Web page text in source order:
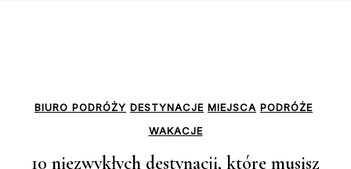
BIURO PODRÓŻY DESTYNACJE MIEJSCA PODRÓŻE
WAKACJE
10 niezwykłych destynacji, które musisz